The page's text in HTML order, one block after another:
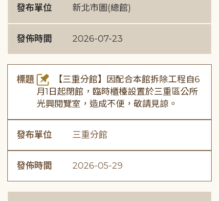
發布單位 新北市圖(總館)
發佈時間 2026-07-23
標題
【三重分館】因配合本館拆除工程自6
月1日起閉館，臨時櫃檯設置於三重區公所
光興閱覽室，造成不便，敬請見諒。
發布單位 三重分館
發佈時間 2026-05-29